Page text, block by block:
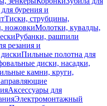
бурения и
Тиски, струбцины,
ножовкиМолотки, кувалды,
Рубанки, рашпили
резания и
Пильные полотна для
диски, насадки,
камни, круги,
Аксессуары для
Электромонтажный